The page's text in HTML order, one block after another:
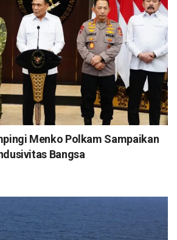
Menko Polkam Sampaikan
Bangsa